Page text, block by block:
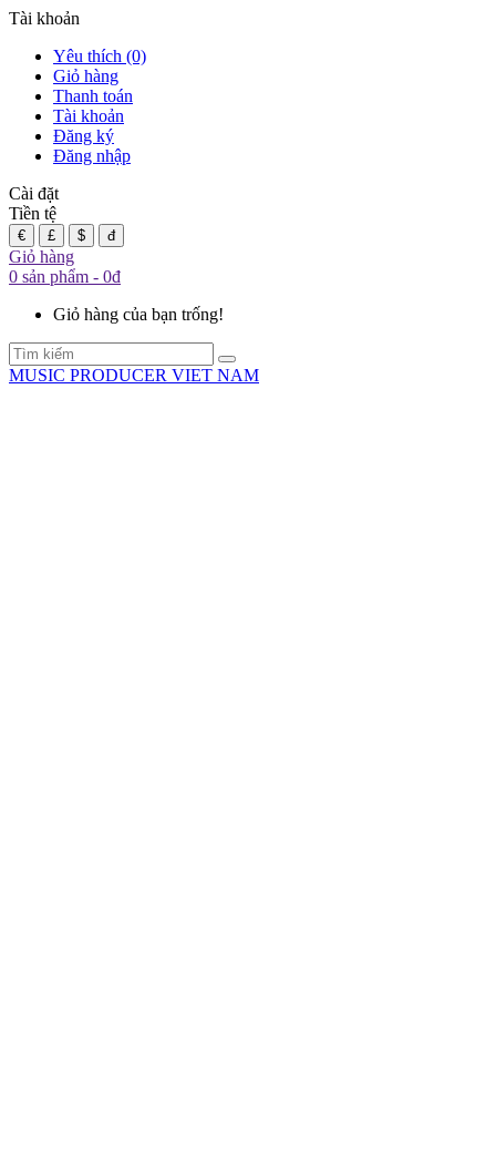
Tài khoản
Yêu thích (0)
Giỏ hàng
Thanh toán
Tài khoản
Đăng ký
Đăng nhập
Cài đặt
Tiền tệ
€ £ $ đ
Giỏ hàng
0 sản phẩm - 0đ
Giỏ hàng của bạn trống!
MUSIC PRODUCER VIET NAM